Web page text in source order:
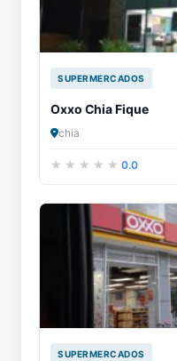
SUPERMERCADOS
Oxxo Chia Fique
chia
0.0
SUPERMERCADOS